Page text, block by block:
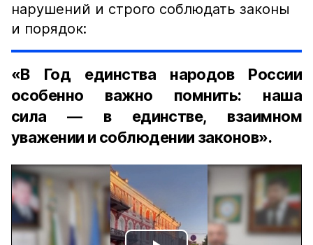
нарушений и строго соблюдать законы
и порядок:
«В Год единства народов России
особенно важно помнить: наша
сила — в единстве, взаимном
уважении и соблюдении законов».